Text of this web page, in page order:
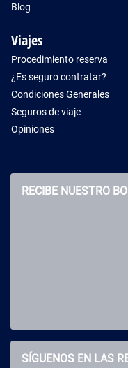
Blog
Viajes
Procedimiento reserva
¿Es seguro contratar?
Condiciones Generales
Seguros de viaje
Opiniones
RECIBE NUESTRO
SÍGUENOS EN LAS